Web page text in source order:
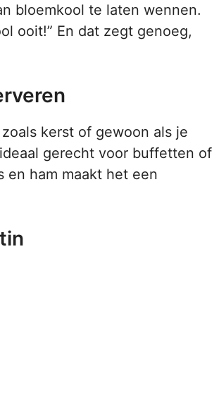
bloemkool te laten wennen.
ooit!” En dat zegt genoeg,
kerst of gewoon als je
gerecht voor buffetten of
en ham maakt het een